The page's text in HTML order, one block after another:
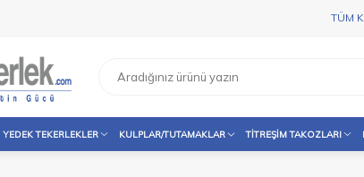
TÜM
YEDEK TEKERLEKLER KULPLAR/TUTAMAKLAR TITREŞIM TAKOZLARI